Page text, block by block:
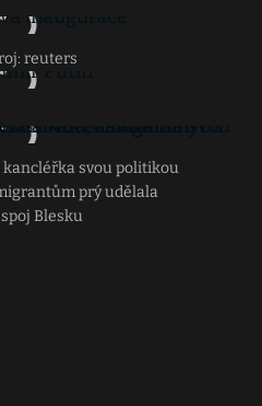
reuters
svou politikou
prý udělala
Blesku